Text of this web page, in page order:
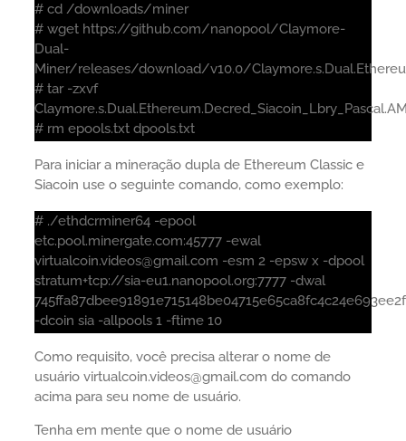
# cd /downloads/miner
# wget https://github.com/nanopool/Claymore-
Dual-
Miner/releases/download/v10.0/
# tar -zxvf
# rm epools.txt dpools.txt
Para iniciar a mineração dupla de Ethereum Classic e
Siacoin use o seguinte comando, como exemplo:
# ./ethdcrminer64 -epool
etc.pool.minergate.com:45777 -ewal
virtualcoin.videos@gmail.com -esm 2 -epsw x -dpool
stratum+tcp://sia-eu1.nanopool.org:7777 -dwal
-dcoin sia -allpools 1 -ftime 10
Como requisito, você precisa alterar o nome de
usuário virtualcoin.videos@gmail.com do comando
acima para seu nome de usuário.
Tenha em mente que o nome de usuário